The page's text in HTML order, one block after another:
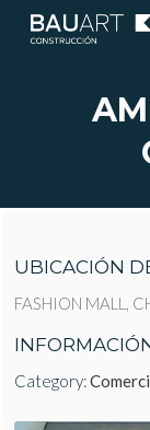
UBICACIÓN
FASHION MALL,
Category: